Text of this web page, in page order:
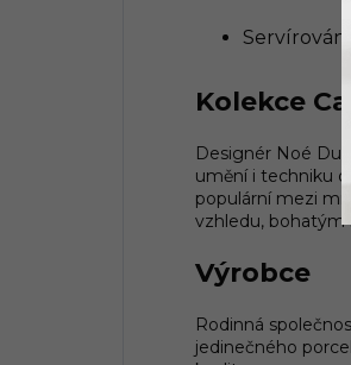
Kolekce
Designér Noé
umění i techniku
populární mezi
vzhledu, bohatým
Výrobce
Rodinná
jedinečného